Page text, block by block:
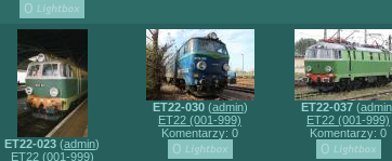
ET22-023 (admin)
ET22 (001-999)
ET22-030(admin)
ET22 (001-999)
Komentarzy: 0
ET22-037(admin
ET22 (001-999)
Komentarzy: 0